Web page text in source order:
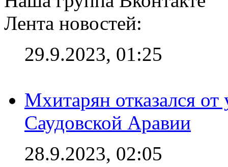
Лента новостей:
29.9.2023, 01:25
Мхитарян отказался от
Саудовской Аравии
28.9.2023, 02:05